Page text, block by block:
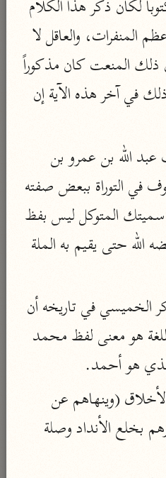
الإيجي (٩٠٥ هـ)
نحو ٣ مجلدات
أنوار التنزيل
البيضاوي (٦٨٥ هـ)
نحو ٣ مجلدات
النسفي (٧١٠ هـ)
نحو ٣ مجلدات
الوجيز
الواحدي (٤٦٨ هـ)
نحو مجلد
ابن أبي زمنين (٣٩٩ هـ)
نحو مجلدين
موسوعة التفسير المأثور
معهد الشاطبي
من أعظم المنفرات لليهود والنصارى عن قبول قوله لأن الإصرار على الكذب والبهتان من أعظم المنفرات، والعاقل لا
يسعى فيما يوجب نقصان حاله وينفر الناس عن قبول قوله، فلما قال ذلك دل هذا على أن ذلك المنعت كان مذكوراً
هو أحمد.